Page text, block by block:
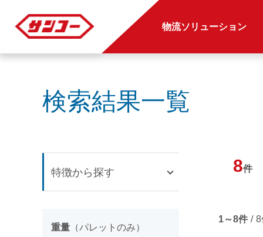
物流ソリューション
検索結果一覧
特徴から探す
重量 （パレットのみ）
8件
1～8件 / 8